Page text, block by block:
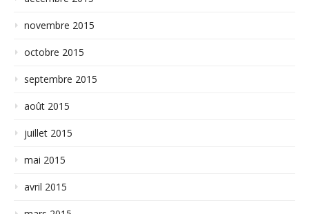
novembre 2015
octobre 2015
septembre 2015
août 2015
juillet 2015
mai 2015
avril 2015